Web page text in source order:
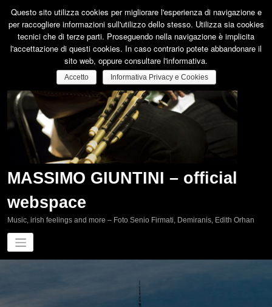
contenuto
MASSIMO GIUNTINI – official
webspace
Music, irish feelings and more – Foto Senio Firmati, Demiranis, Edith Orhan
Questo sito utilizza cookies per migliorare l'esperienza di navigazione e
per raccogliere informazioni sull'utilizzo dello stesso. Utilizza sia cookies
tecnici che di terze parti. Proseguendo nella navigazione è implicita
l'accettazione di questi cookies. In caso contrario potete abbandonare il
sito web, oppure consultare l'informativa.
Accetto Informativa Privacy e Cookies